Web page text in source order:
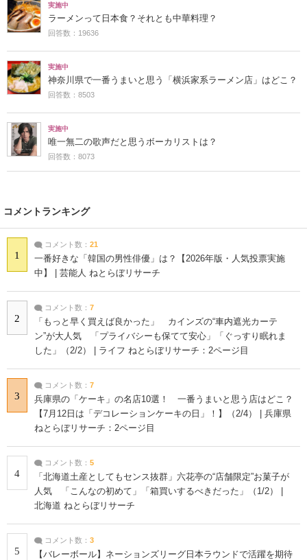
実施中
ラーメンって日本食？それとも中華料理？
回答数：19636
実施中
神奈川県で一番うまいと思う「横浜家系ラーメン店」はどこ？
回答数：8503
実施中
唯一無二の歌声だと思うボーカリストは？
回答数：8073
コメントランキング
1
コメント数： 21
一番好きな「韓国の男性俳優」は？【2026年版・人気投票実施
中】 | 芸能人 ねとらぼリサーチ
2
コメント数： 7
「もっと早く買えば良かった」 カインズの“車内遮光カーテ
ン”が大人気 「プライバシーも保てて安心」「ぐっすり眠れま
した」（2/2） | ライフ ねとらぼリサーチ：2ページ目
3
コメント数： 7
兵庫県の「ケーキ」の名店10選！ 一番うまいと思う店はどこ？
【7月12日は「デコレーションケーキの日」！】（2/4） | 兵庫県
ねとらぼリサーチ：2ページ目
4
コメント数： 5
「北海道土産としてもセンス抜群」六花亭の“店舗限定”お菓子が
人気 「こんなの初めて」「箱買いするべきだった」（1/2） |
北海道 ねとらぼリサーチ
5
コメント数： 3
【バレーボール】ネーションズリーグ日本ラウンドで活躍を期待